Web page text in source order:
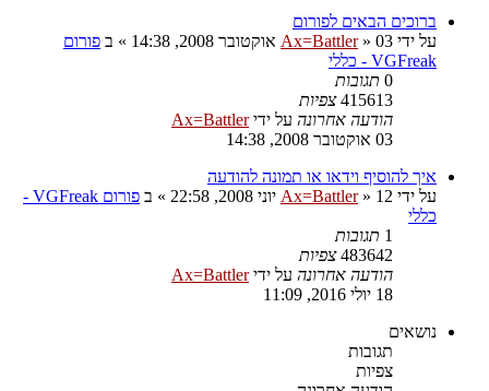
ברוכים הבאים לפורום
על ידי
Ax=Battler» 03 אוקטובר 2008, 14:38 » ב פורום
VGFreak - כללי
0 תגובות
415613 צפיות
הודעה אחרונה על ידיAx=Battler
03 אוקטובר 2008, 14:38
איך להוסיף וידאו או תמונה להודעה
על ידי
Ax=Battler» 12 יוני 2008, 22:58 » ב
פורום VGFreak -
כללי
1 תגובות
483642 צפיות
הודעה אחרונה על ידיAx=Battler
18 יולי 2016, 11:09
נושאים
תגובות
צפיות